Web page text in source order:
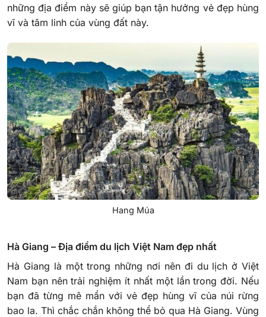
những địa điểm này sẽ giúp bạn tận hưởng vẻ đẹp hùng
vĩ và tâm linh của vùng đất này.
Hang Múa
Hà Giang – Địa điểm du lịch Việt Nam đẹp nhất
Hà Giang là một trong những nơi nên đi du lịch ở Việt
Nam bạn nên trải nghiệm ít nhất một lần trong đời. Nếu
bạn đã từng mê mẩn với vẻ đẹp hùng vĩ của núi rừng
bao la. Thì chắc chắn không thể bỏ qua Hà Giang. Vùng